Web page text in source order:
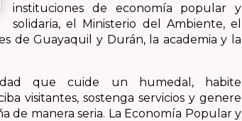
instituciones de economía popular y
solidaria, el Ministerio del Ambiente, el
de Guayaquil y Durán, la academia y la
que cuide un humedal, habite
visitantes, sostenga servicios y genere
de manera seria. La Economía Popular y